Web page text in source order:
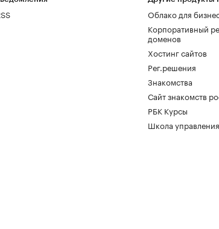
Облако для
Корпоративный
доменов
Хостинг сайтов
Рег.решения
Знакомства
Сайт знакомств
РБК Курсы
Школа